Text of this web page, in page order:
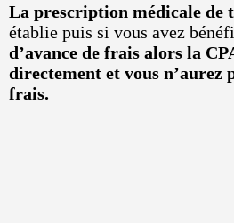
La prescription médicale de
établie puis si vous avez
d’avance de frais alors la
directement et vous n’aurez
frais.